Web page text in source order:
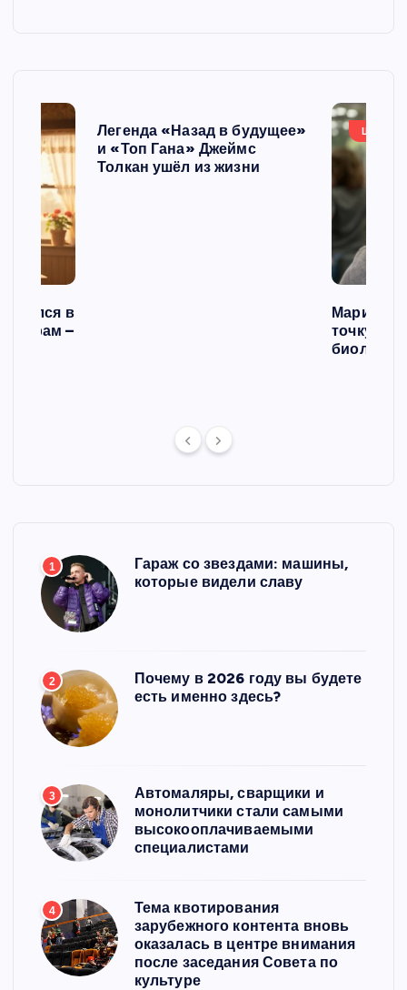
в
–
Легенда «Назад в будущее»
и «Топ Гана» Джеймс
Толкан ушёл из жизни
Мария
точку в
1
Гараж со звездами: машины,
которые видели славу
2
Почему в 2026 году вы будете
есть именно здесь?
3
Автомаляры, сварщики и
монолитчики стали самыми
высокооплачиваемыми
специалистами
4
Тема квотирования
зарубежного контента вновь
оказалась в центре внимания
после заседания Совета по
культуре